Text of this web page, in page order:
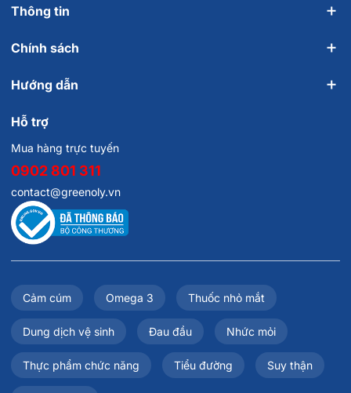
Thông tin
Chính sách
Hướng dẫn
Hỗ trợ
Mua hàng trực tuyến
0902 801 311
contact@greenoly.vn
Cảm cúm Omega 3 Thuốc nhỏ mắt
Dung dịch vệ sinh Đau đầu Nhức mỏi
Thực phẩm chức năng Tiểu đường Suy thận